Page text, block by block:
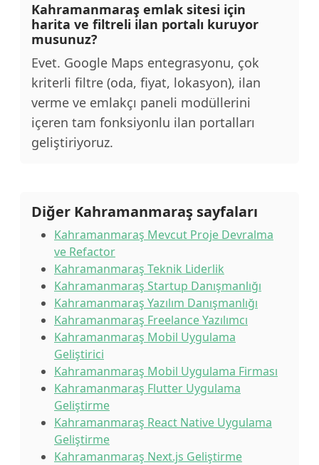
Kahramanmaraş emlak sitesi için
harita ve filtreli ilan portalı kuruyor
musunuz?
Evet. Google Maps entegrasyonu, çok
kriterli filtre (oda, fiyat, lokasyon), ilan
verme ve emlakçı paneli modüllerini
içeren tam fonksiyonlu ilan portalları
geliştiriyoruz.
Diğer Kahramanmaraş sayfaları
Kahramanmaraş Mevcut Proje Devralma
ve Refactor
Kahramanmaraş Teknik Liderlik
Kahramanmaraş Startup Danışmanlığı
Kahramanmaraş Yazılım Danışmanlığı
Kahramanmaraş Freelance Yazılımcı
Kahramanmaraş Mobil Uygulama
Geliştirici
Kahramanmaraş Mobil Uygulama Firması
Kahramanmaraş Flutter Uygulama
Geliştirme
Kahramanmaraş React Native Uygulama
Geliştirme
Kahramanmaraş Next.js Geliştirme